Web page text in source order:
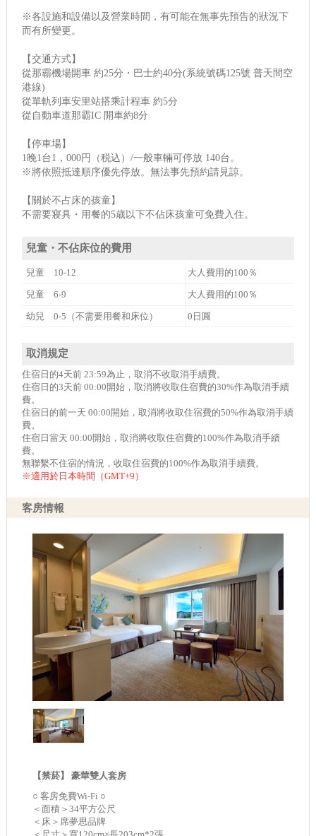
※各設施和設備以及營業時間，有可能在無事先預告的狀況下
而有所變更。
【交通方式】
從那霸機場開車 約25分・巴士約40分(系統號碼125號 普天間空
港線)
從單軌列車安里站搭乘計程車 約5分
從自動車道那霸IC 開車約8分
【停車場】
1晚1台1，000円（税込）/一般車輛可停放 140台。
※將依照抵達順序優先停放。無法事先預約請見諒。
【關於不占床的孩童】
不需要寢具・用餐的5歳以下不佔床孩童可免費入住。
兒童・不佔床位的費用
兒童 10-12 大人費用的100％
兒童 6-9 大人費用的100％
幼兒 0-5（不需要用餐和床位） 0日圓
取消規定
住宿日的4天前 23:59為止，取消不收取消手續費。
住宿日的3天前 00:00開始，取消將收取住宿費的30%作為取消手續
費。
住宿日的前一天 00:00開始，取消將收取住宿費的50%作為取消手續
費。
住宿日當天 00:00開始，取消將收取住宿費的100%作為取消手續
費。
無聯繫不住宿的情況，收取住宿費的100%作為取消手續費。
※適用於日本時間（GMT+9）
客房情報
【禁菸】 豪華雙人套房
○ 客房免費Wi-Fi ○
＜面積＞34平方公尺
＜床＞席夢思品牌